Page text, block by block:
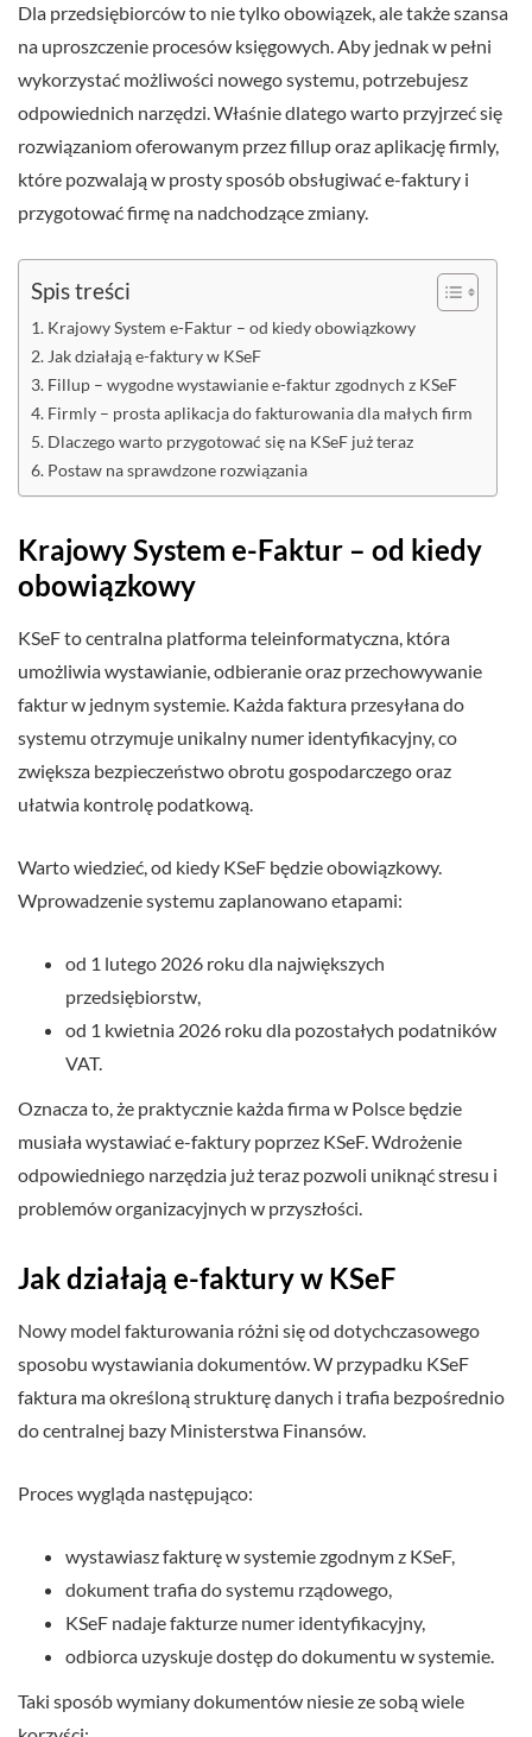
Dla przedsiębiorców to nie tylko obowiązek, ale także szansa
na uproszczenie procesów księgowych. Aby jednak w pełni
wykorzystać możliwości nowego systemu, potrzebujesz
odpowiednich narzędzi. Właśnie dlatego warto przyjrzeć się
rozwiązaniom oferowanym przez fillup oraz aplikację firmly,
które pozwalają w prosty sposób obsługiwać e-faktury i
przygotować firmę na nadchodzące zmiany.
Spis treści
Krajowy System e-Faktur – od kiedy obowiązkowy
Jak działają e-faktury w KSeF
Fillup – wygodne wystawianie e-faktur zgodnych z KSeF
Firmly – prosta aplikacja do fakturowania dla małych firm
Dlaczego warto przygotować się na KSeF już teraz
Postaw na sprawdzone rozwiązania
Krajowy System e-Faktur – od kiedy
obowiązkowy
KSeF to centralna platforma teleinformatyczna, która
umożliwia wystawianie, odbieranie oraz przechowywanie
faktur w jednym systemie. Każda faktura przesyłana do
systemu otrzymuje unikalny numer identyfikacyjny, co
zwiększa bezpieczeństwo obrotu gospodarczego oraz
ułatwia kontrolę podatkową.
Warto wiedzieć, od kiedy KSeF będzie obowiązkowy.
Wprowadzenie systemu zaplanowano etapami:
od 1 lutego 2026 roku dla największych
przedsiębiorstw,
od 1 kwietnia 2026 roku dla pozostałych podatników
VAT.
Oznacza to, że praktycznie każda firma w Polsce będzie
musiała wystawiać e-faktury poprzez KSeF. Wdrożenie
odpowiedniego narzędzia już teraz pozwoli uniknąć stresu i
problemów organizacyjnych w przyszłości.
Jak działają e-faktury w KSeF
Nowy model fakturowania różni się od dotychczasowego
sposobu wystawiania dokumentów. W przypadku KSeF
faktura ma określoną strukturę danych i trafia bezpośrednio
do centralnej bazy Ministerstwa Finansów.
Proces wygląda następująco:
wystawiasz fakturę w systemie zgodnym z KSeF,
dokument trafia do systemu rządowego,
KSeF nadaje fakturze numer identyfikacyjny,
odbiorca uzyskuje dostęp do dokumentu w systemie.
Taki sposób wymiany dokumentów niesie ze sobą wiele